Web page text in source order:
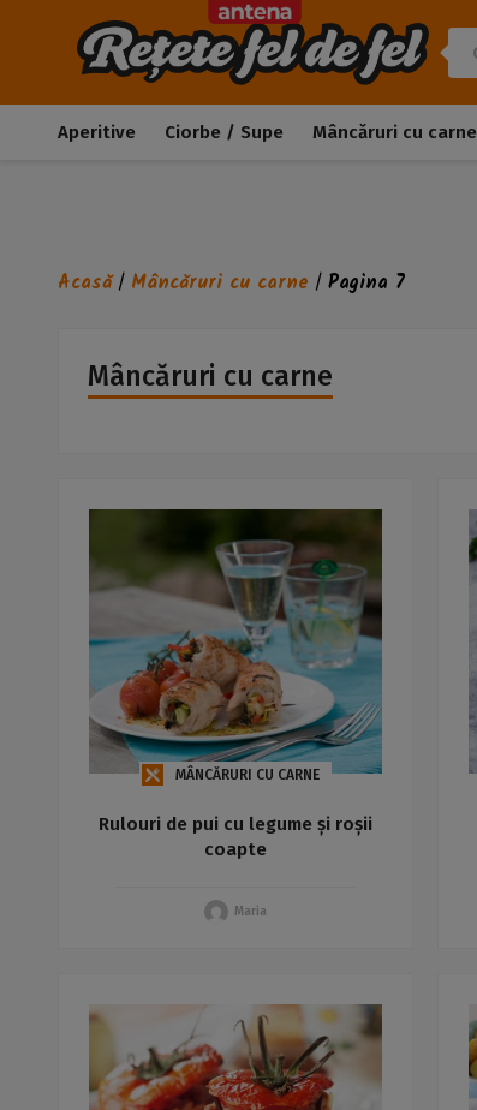
Aperitive Ciorbe / Supe Mâncăruri cu carne
Acasă/ Mâncăruri cu carne / Pagina 7
Mâncăruri cu carne
MÂNCĂRURI CU CARNE
Rulouri de pui cu legume și roșii
coapte
Maria